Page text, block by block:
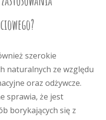
szerokie
naturalnych ze względu
oraz odżywcze.
sprawia, że jest
borykających się z